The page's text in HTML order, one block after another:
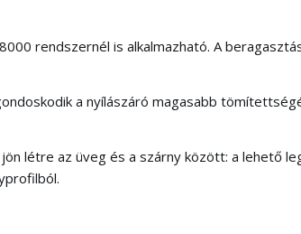
rendszernél is alkalmazható. A
a nyílászáró magasabb
létre az üveg és a szárny között: a lehető